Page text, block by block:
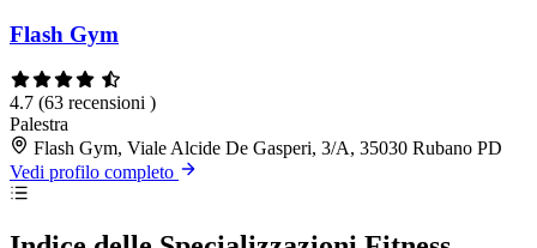
Flash Gym
4.7 (63 recensioni )
Palestra
Flash Gym, Viale Alcide De Gasperi, 3/A, 35030 Rubano PD
Vedi profilo completo